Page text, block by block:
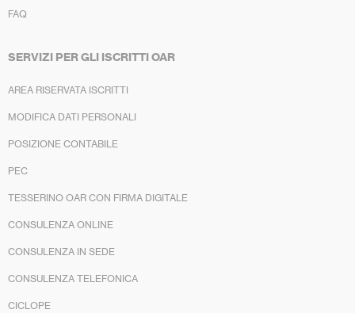
FAQ
SERVIZI PER GLI ISCRITTI OAR
AREA RISERVATA ISCRITTI
MODIFICA DATI PERSONALI
POSIZIONE CONTABILE
PEC
TESSERINO OAR CON FIRMA DIGITALE
CONSULENZA ONLINE
CONSULENZA IN SEDE
CONSULENZA TELEFONICA
CICLOPE